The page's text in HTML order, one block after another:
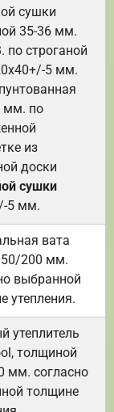
сушки
35-36 мм.
по строганой
5 мм.
мм. по
из
доски
сушки
5 мм.
вата
200 мм.
выбранной
утепления.
утеплитель
толщиной
мм. согласно
толщине